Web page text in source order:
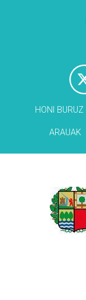
HONI BURUZ
ARAUAK